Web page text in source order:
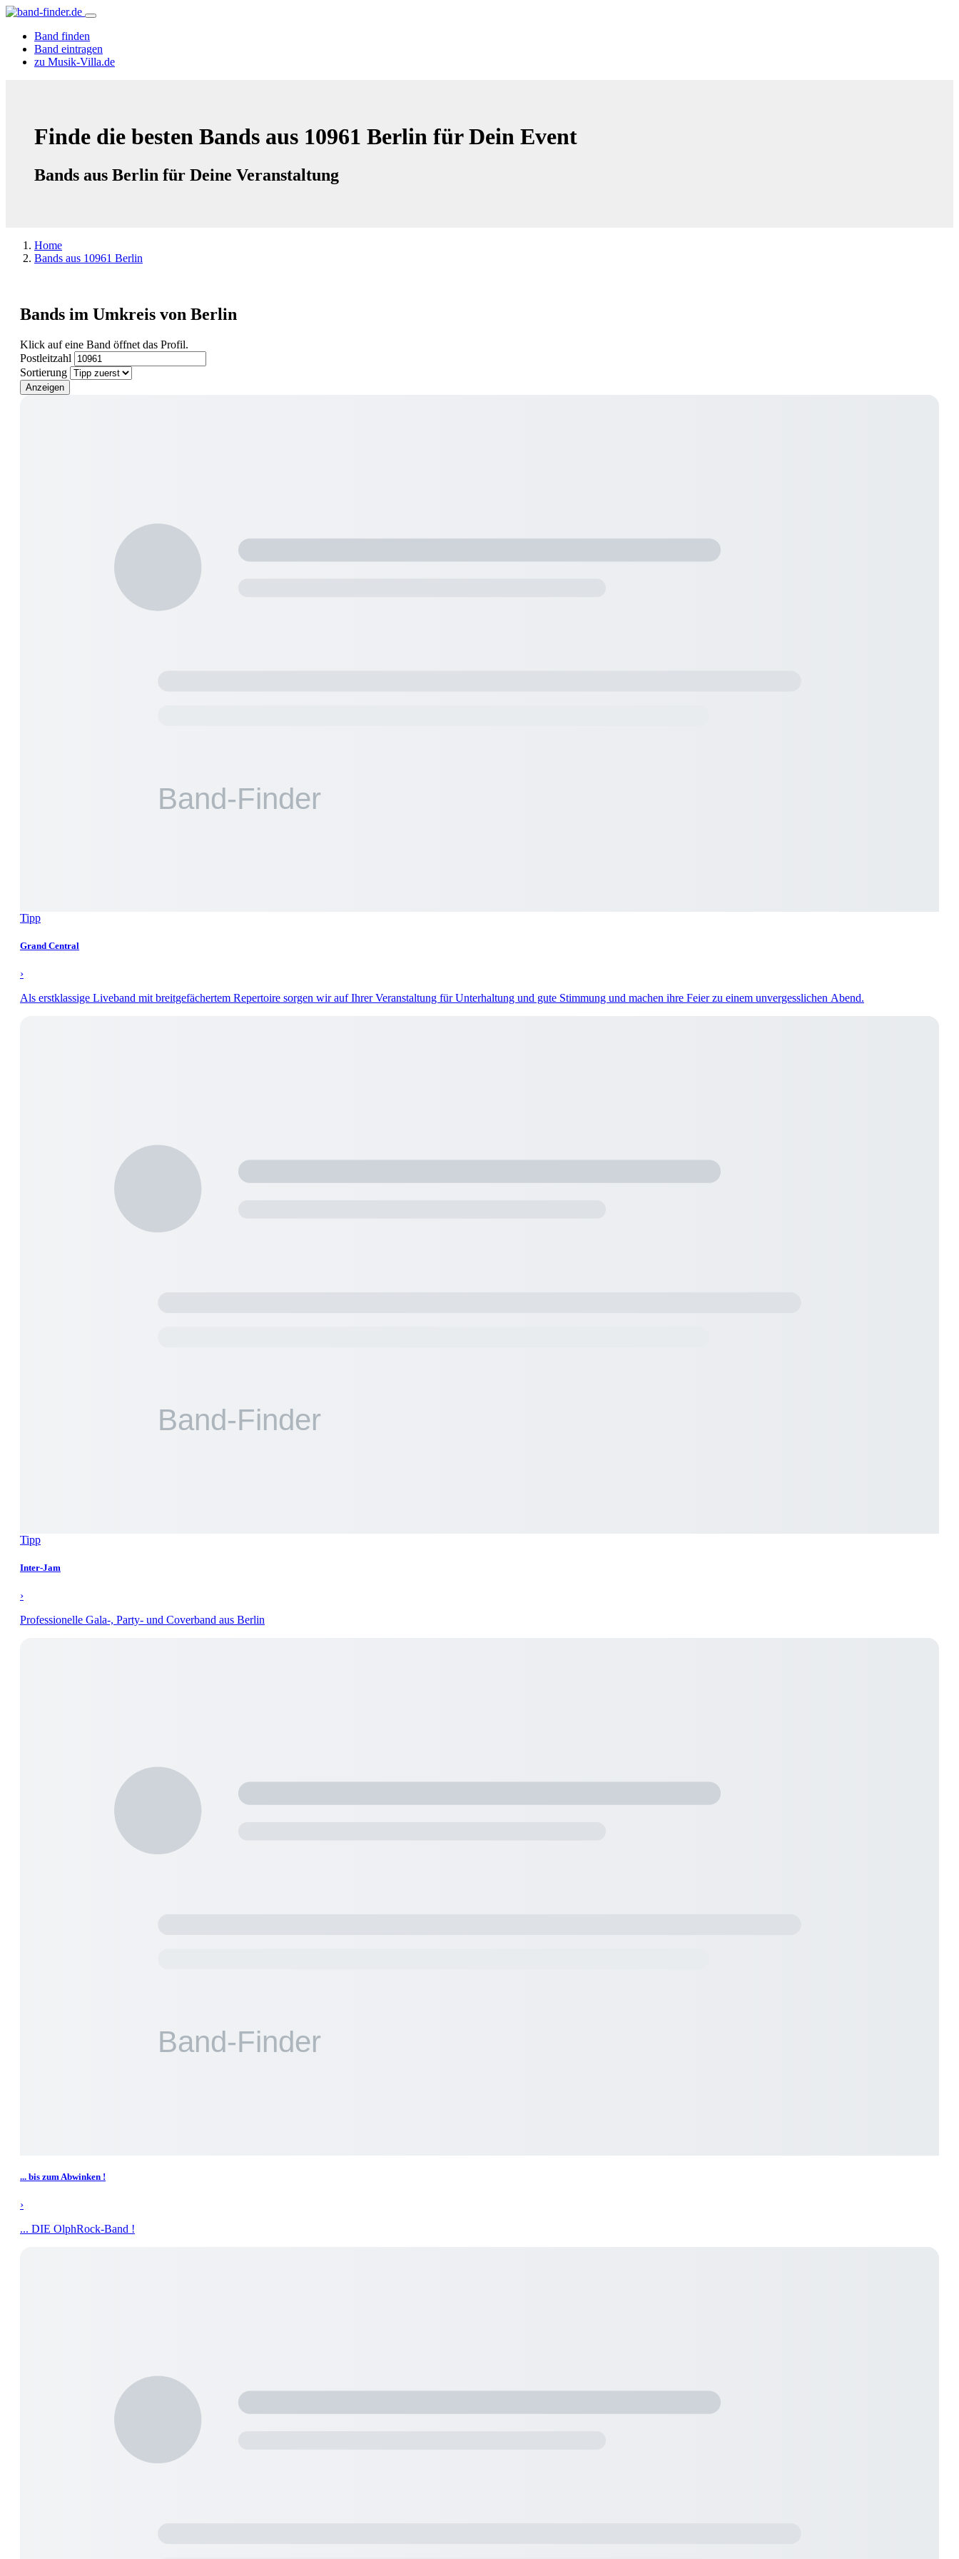
Band finden
Band eintragen
zu Musik-Villa.de
Finde die besten Bands aus 10961 Berlin für Dein Event
Bands aus Berlin für Deine Veranstaltung
Home
Bands aus 10961 Berlin
Bands im Umkreis von Berlin
Klick auf eine Band öffnet das Profil.
Postleitzahl
Sortierung
Anzeigen
Tipp
Grand Central
›
Als erstklassige Liveband mit breitgefächertem Repertoire sorgen wir auf Ihrer Veranstaltung für Unterhaltung und gute Stimmung und machen ihre Feier zu einem unvergesslichen Abend.
Tipp
Inter-Jam
›
Professionelle Gala-, Party- und Coverband aus Berlin
... bis zum Abwinken !
›
... DIE OlphRock-Band !